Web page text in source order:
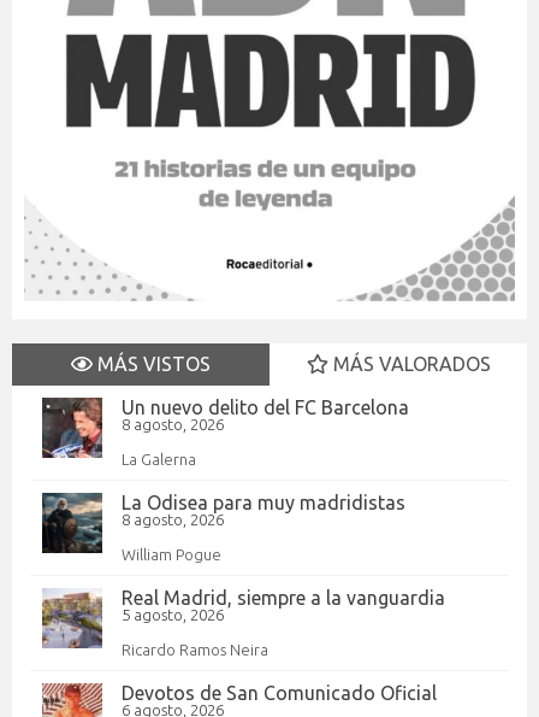
MÁS VISTOS
MÁS VALORADOS
Un nuevo delito del FC Barcelona
8 agosto, 2026
La Galerna
La Odisea para muy madridistas
8 agosto, 2026
William Pogue
Real Madrid, siempre a la vanguardia
5 agosto, 2026
Ricardo Ramos Neira
Devotos de San Comunicado Oficial
6 agosto, 2026